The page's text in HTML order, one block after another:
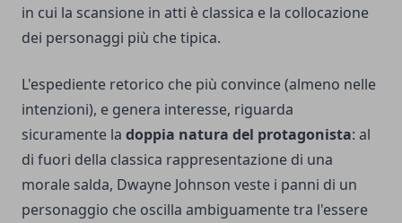
in cui la scansione in atti è classica e la collocazione
dei personaggi più che tipica.
L'espediente retorico che più convince (almeno nelle
intenzioni), e genera interesse, riguarda
sicuramente la doppia natura del protagonista: al
di fuori della classica rappresentazione di una
morale salda, Dwayne Johnson veste i panni di un
personaggio che oscilla ambiguamente tra l'essere